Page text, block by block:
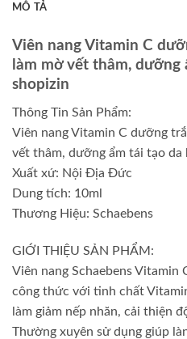
MÔ TẢ
Viên nang Vitamin C
làm mờ vết thâm,
shopizin
Thông Tin Sản Phẩm:
Viên nang Vitamin C dưỡng
vết thâm, dưỡng ẩm tái tạo da
Xuất xứ: Nội Địa Đức
Dung tích: 10ml
Thương Hiệu: Schaebens
GIỚI THIỆU SẢN PHẨM:
Viên nang Schaebens Vitamin
công thức với tinh chất
làm giảm nếp nhăn, cải thiện
Thường xuyên sử dụng giúp